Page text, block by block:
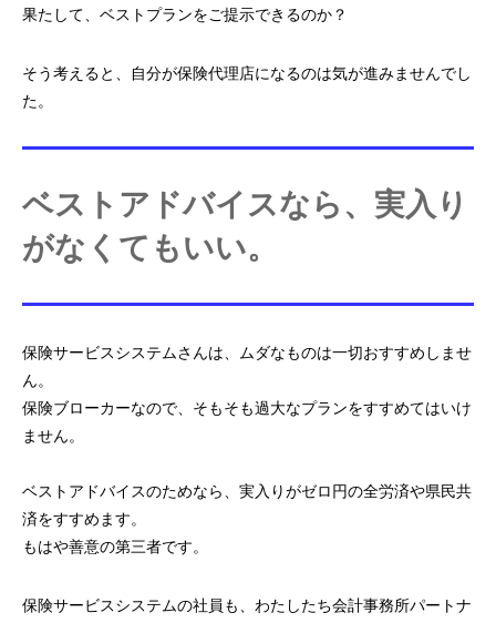
果たして、ベストプランをご提示できるのか？
そう考えると、自分が保険代理店になるのは気が進みませんでし
た。
ベストアドバイスなら、実入り
がなくてもいい。
保険サービスシステムさんは、ムダなものは一切おすすめしませ
ん。
保険ブローカーなので、そもそも過大なプランをすすめてはいけ
ません。
ベストアドバイスのためなら、 実入りがゼロ円の全労済や県民共
済をすすめます。
もはや善意の第三者です。
保険サービスシステムの社員も、 わたしたち会計事務所パートナ